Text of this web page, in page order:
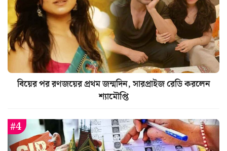
বিয়ের পর রণজয়ের প্রথম জন্মদিন, সারপ্রাইজ রেডি করলেন
শ্যামৌপ্তি